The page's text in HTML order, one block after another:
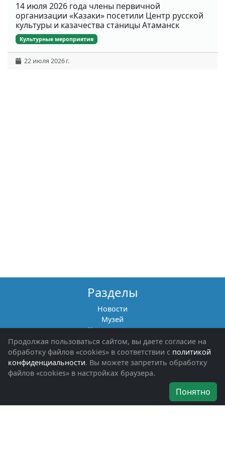
14 июля 2026 года члены первичной
организации «Казаки» посетили Центр русской
культуры и казачества станицы Атаманск
Культурные мероприятия
22 июля 2026 г.
Разделы
Новости
Музей
Книги памяти
Фотоальбомы
Обращения граждан
Помощь участникам СВО и их семьям
Об организации
Наши награды
Продолжая пользоваться сайтом, вы даете согласие на
обработку файлов «cookies» в соответствии с политикой
конфиденциальности. Вы можете запретить обработку
файлов «cookies» в настройках браузера.
Понятно